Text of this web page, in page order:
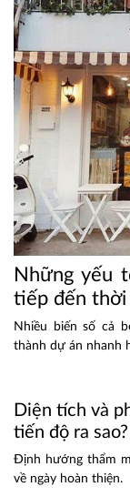
Những yếu
tiếp đến thời
Nhiều biến số cả
thành dự án nhanh
Diện tích và
tiến độ ra sao?
Định hướng thẩm
về ngày hoàn thiện.